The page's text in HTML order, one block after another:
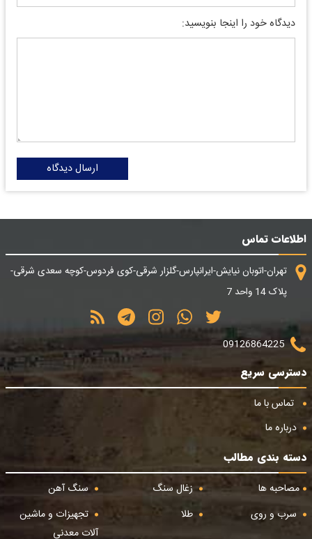
دیدگاه خود را اینجا بنویسید:
ارسال دیدگاه
اطلاعات تماس
تهران-اتوبان نیایش-ایرانپارس-گلزار شرقی-کوی فردوس-کوچه سعدی شرقی-
پلاک 14 واحد 7
09126864225
دسترسی سریع
تماس با ما
درباره ما
دسته بندی مطالب
مصاحبه ها
زغال سنگ
سنگ آهن
سرب و روی
طلا
تجهیزات و ماشین
آلات معدنی